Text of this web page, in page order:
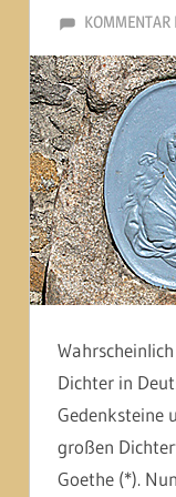
14.
MARTINA
KOMMENTAR
Dichter in
Gedenksteine
großen
Goethe (*).